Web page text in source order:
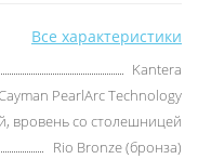
Все характеристики
Kantera
PearlArc Technology
вровень со столешницей
Rio Bronze (бронза)